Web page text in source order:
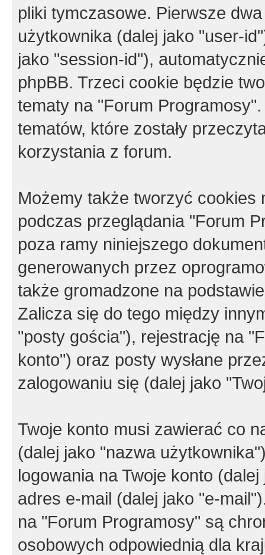
pliki tymczasowe. Pierwsze
użytkownika (dalej jako "user-
jako "session-id"),
phpBB. Trzeci cookie będzie
tematy na "Forum
tematów, które zostały
korzystania z forum.
Możemy także tworzyć cookies
podczas przeglądania "Forum
poza ramy niniejszego
generowanych przez
także gromadzone na
Zalicza się do tego między
"posty gościa"), rejestrację na
konto") oraz posty wysłane
zalogowaniu się (dalej jako
Twoje konto musi zawierać co
(dalej jako "nazwa
logowania na Twoje konto
adres e-mail (dalej jako "e-
na "Forum Programosy" są
osobowych odpowiednią dla